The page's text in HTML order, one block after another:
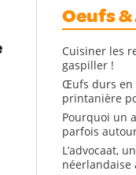
Oeufs
Cuisiner les
gaspiller !
Œufs durs en
printanière
Pourquoi un
parfois
L’advocaat,
néerlandaise